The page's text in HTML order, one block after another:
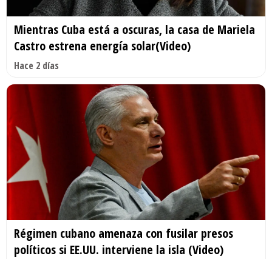
Mientras Cuba está a oscuras, la casa de Mariela
Castro estrena energía solar(Video)
Hace 2 días
Régimen cubano amenaza con fusilar presos
políticos si EE.UU. interviene la isla (Video)